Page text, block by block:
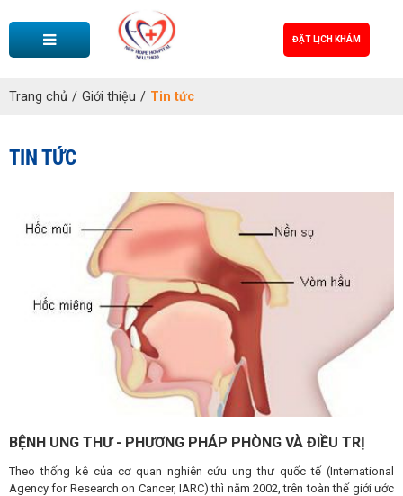
ĐẶT LỊCH KHÁM
Trang chủ / Giới thiệu / Tin tức
TIN TỨC
BỆNH UNG THƯ - PHƯƠNG PHÁP PHÒNG VÀ ĐIỀU TRỊ
Theo thống kê của cơ quan nghiên cứu ung thư quốc tế (International
Agency for Research on Cancer, IARC) thì năm 2002, trên toàn thế giới ước